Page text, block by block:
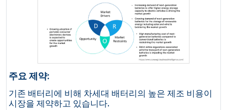
주요 제약:
기존 배터리에 비해 차세대 배터리의 높은 제조 비용이
시장을 제약하고 있습니다.